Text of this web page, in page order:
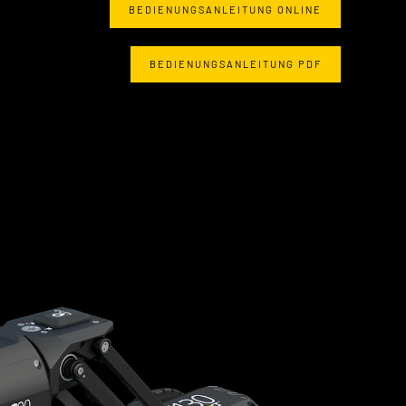
BEDIENUNGSANLEITUNG ONLINE
BEDIENUNGSANLEITUNG PDF